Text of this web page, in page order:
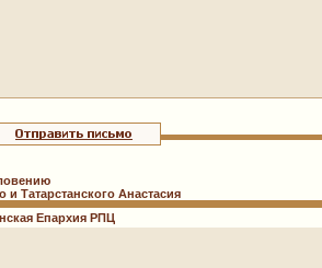
Татарстанского Анастасия
Епархия РПЦ